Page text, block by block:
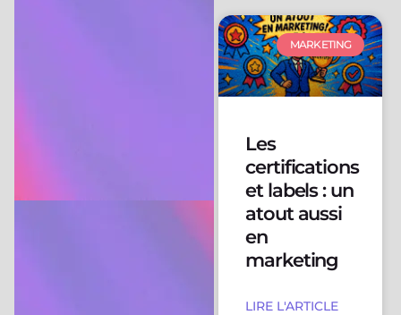
MARKETING
Les
certifications
et labels : un
atout aussi
en
marketing
LIRE L'ARTICLE